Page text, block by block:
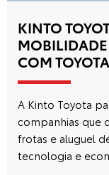
KINTO
MOBILIDADE
COM
A Kinto Toyota
companhias que
frotas e aluguel
tecnologia e